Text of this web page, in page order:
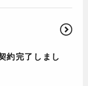
約完了しまし